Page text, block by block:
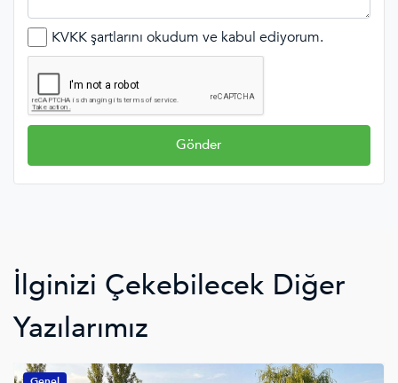
KVKK şartlarını okudum ve kabul ediyorum.
Gönder
İlginizi Çekebilecek Diğer
Yazılarımız